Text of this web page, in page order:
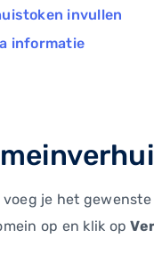
invullen
informatie
je het
op en klik op